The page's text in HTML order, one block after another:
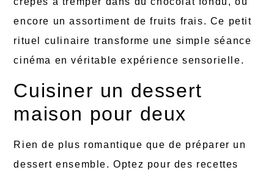
encore un assortiment de fruits frais. Ce petit
rituel culinaire transforme une simple séance
cinéma en véritable expérience sensorielle.
Cuisiner un dessert
maison pour deux
Rien de plus romantique que de préparer un
dessert ensemble. Optez pour des recettes